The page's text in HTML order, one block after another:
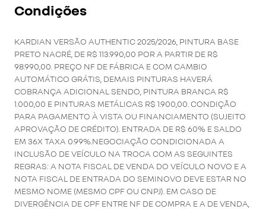
Condições
KARDIAN VERSÃO AUTHENTIC 2025/2026, PINTURA BASE
PRETO NACRÉ, DE R$ 113.990,00 POR A PARTIR DE R$
98.990,00. PREÇO NF DE FÁBRICA E COM CAMBIO
AUTOMÁTICO GRÁTIS, DEMAIS PINTURAS HAVERÁ
COBRANÇA ADICIONAL SENDO, PINTURA BRANCA R$
1.000,00 E PINTURAS METÁLICAS R$ 1.900,00. CONDIÇÃO
PARA PAGAMENTO À VISTA OU FINANCIAMENTO (SUJEITO
APROVAÇÃO DE CRÉDITO). ENTRADA DE R$ 60% E SALDO
EM 36X TAXA 0.99%.NEGOCIAÇÃO CONDICIONADA A
INCLUSÃO DE VEÍCULO NA TROCA COM AS SEGUINTES
REGRAS: A NOTA FISCAL DE VENDA DO VEÍCULO NOVO E A
NOTA FISCAL DE ENTRADA DO SEMINOVO DEVE ESTAR NO
MESMO NOME (MESMO CPF OU CNPJ). EM CASO DE
DIVERGÊNCIA DE CPF ENTRE NF DE COMPRA E A DE VENDA,